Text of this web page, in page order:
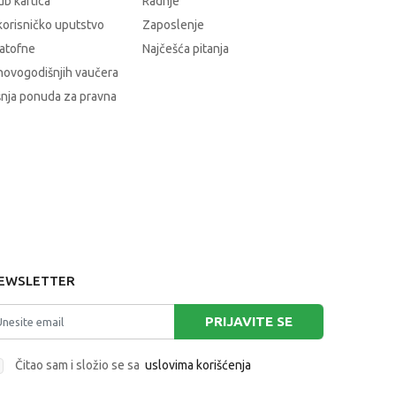
uputstvo
vaučera
ponuda za pravna
Zaposlenje
Najčešća pitanja
PRIJAVITE SE
Čitao sam i složio se sa uslovima korišćenja